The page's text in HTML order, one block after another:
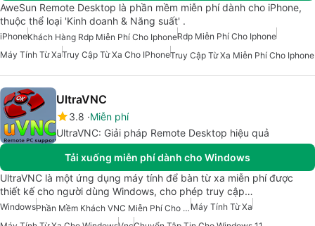
AweSun Remote Desktop là phần mềm miễn phí dành cho iPhone,
thuộc thể loại 'Kinh doanh & Năng suất' .
iPhoneKhách Hàng Rdp Miễn Phí Cho IphoneRdp Miễn Phí Cho Iphone
Máy Tính Từ XaTruy Cập Từ Xa Cho IPhoneTruy Cập Từ Xa Miễn Phí Cho Iphone
UltraVNC
3.8 Miễn phí
UltraVNC: Giải pháp Remote Desktop hiệu quả
Tải xuống miễn phí dành cho Windows
UltraVNC là một ứng dụng máy tính để bàn từ xa miễn phí được
thiết kế cho người dùng Windows, cho phép truy cập…
Windows Phần Mềm Khách VNC Miễn Phí Cho WindowsMáy Tính Từ Xa